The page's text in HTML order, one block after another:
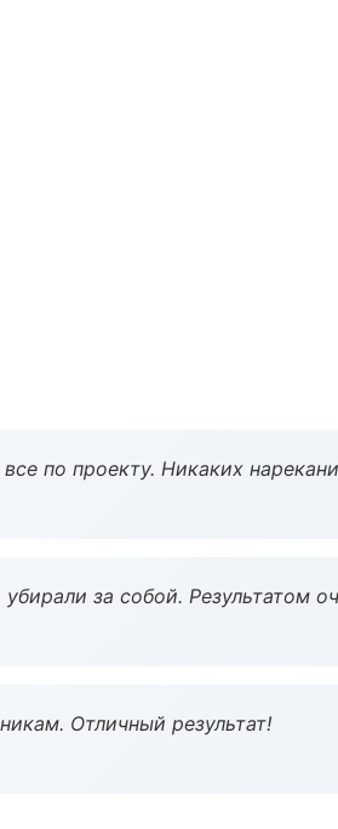
по проекту. Никаких
за собой. Результатом
Отличный результат!